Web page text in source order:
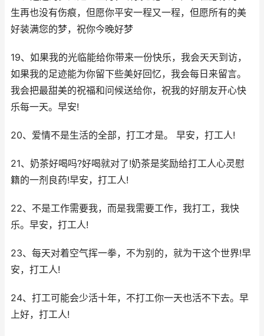
生再也没有伤痕，但愿你平安一程又一程，但愿所有的美
好装满您的梦，祝你今晚好梦
19、如果我的光临能给你带来一份快乐，我会天天到访，
如果我的足迹能为你留下些美好回忆，我会每日来留言。
我会把最甜美的祝福和问候送给你，祝我的好朋友开心快
乐每一天。早安!
20、爱情不是生活的全部，打工才是。 早安，打工人!
21、奶茶好喝吗?好喝就对了!奶茶是奖励给打工人心灵慰
籍的一剂良药!早安，打工人!
22、不是工作需要我，而是我需要工作，我打工，我快
乐。早安，打工人!
23、每天对着空气挥一拳，不为别的，就为干这个世界!早
安，打工人!
24、打工可能会少活十年，不打工你一天也活不下去。早
上好，打工人!